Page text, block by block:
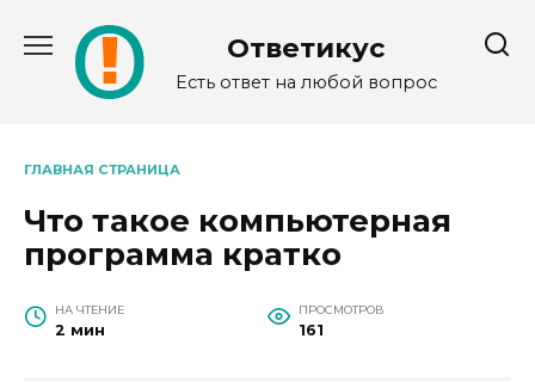
содержанию
Ответикус
Есть ответ на любой вопрос
ГЛАВНАЯ СТРАНИЦА
Что такое компьютерная
программа кратко
НА ЧТЕНИЕ
2 мин
ПРОСМОТРОВ
161